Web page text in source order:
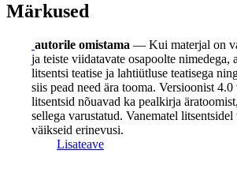
Märkused
autorile omistama — Kui materjal on
ja teiste viidatavate osapoolte nimedega,
litsentsi teatise ja lahtiütluse teatisega
siis pead need ära tooma. Versioonist
litsentsid nõuavad ka pealkirja
sellega varustatud. Vanematel
väikseid erinevusi.
Lisateave